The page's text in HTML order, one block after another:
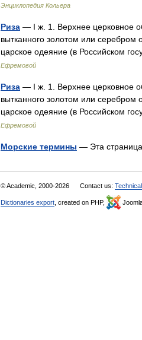
Энциклопедия Кольера
Риза — I ж. 1. Верхнее церковное
вытканного золотом или
царское одеяние (в Российском
Ефремовой
Риза — I ж. 1. Верхнее церковное
вытканного золотом или
царское одеяние (в Российском
Ефремовой
Морские термины — Эта
© Academic, 2000-2026 Contact us:
Dictionaries export , created on PHP,